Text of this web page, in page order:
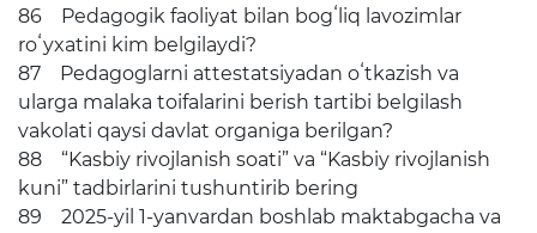
86 Pedagogik faoliyat bilan bogʻliq lavozimlar
roʻyxatini kim belgilaydi?
87 Pedagoglarni attestatsiyadan oʻtkazish va
ularga malaka toifalarini berish tartibi belgilash
vakolati qaysi davlat organiga berilgan?
88 “Kasbiy rivojlanish soati” va “Kasbiy rivojlanish
kuni” tadbirlarini tushuntirib bering
89 2025-yil 1-yanvardan boshlab maktabgacha va